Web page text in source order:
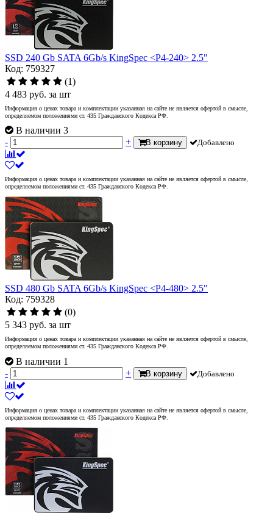
SSD 240 Gb SATA 6Gb/s KingSpec <P4-240> 2.5"
Код: 759327
(1)
4 483 руб. за шт
Информация о ценах товара и комплектации указанная на сайте не является офертой в смысле,
определяемом положениями ст. 435 Гражданского Кодекса РФ.
В наличии 3
-
+ В корзину Добавлено
Информация о ценах товара и комплектации указанная на сайте не является офертой в смысле,
определяемом положениями ст. 435 Гражданского Кодекса РФ.
SSD 480 Gb SATA 6Gb/s KingSpec <P4-480> 2.5"
Код: 759328
(0)
5 343 руб. за шт
Информация о ценах товара и комплектации указанная на сайте не является офертой в смысле,
определяемом положениями ст. 435 Гражданского Кодекса РФ.
В наличии 1
-
+ В корзину Добавлено
Информация о ценах товара и комплектации указанная на сайте не является офертой в смысле,
определяемом положениями ст. 435 Гражданского Кодекса РФ.